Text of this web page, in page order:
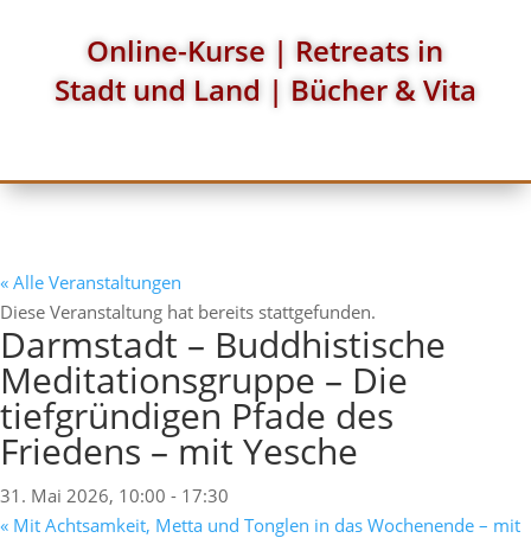
Online-Kurse | Retreats in
Stadt und Land | Bücher & Vita
« Alle Veranstaltungen
Diese Veranstaltung hat bereits stattgefunden.
Darmstadt – Buddhistische
Meditationsgruppe – Die
tiefgründigen Pfade des
Friedens – mit Yesche
31. Mai 2026, 10:00 - 17:30
« Mit Achtsamkeit, Metta und Tonglen in das Wochenende – mit